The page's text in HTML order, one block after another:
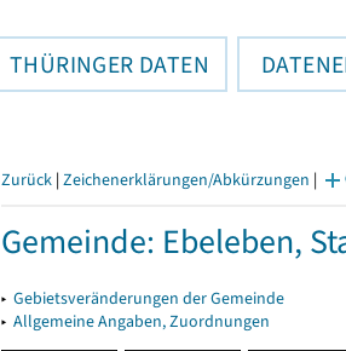
THÜRINGER DATEN
Zurück | Zeichenerklärungen/Abkürzungen |
Gemeinde: Ebeleben,
▸ Gebietsveränderungen der Gemeinde
▸ Allgemeine Angaben, Zuordnungen